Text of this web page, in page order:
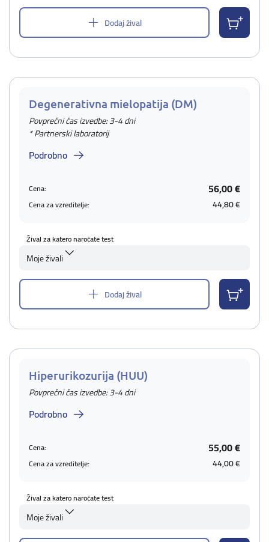
Dodaj žival
Degenerativna mielopatija (DM)
Povprečni čas izvedbe: 3-4 dni
* Partnerski laboratorij
Podrobno
Cena: 56,00 €
Cena za vzreditelje: 44,80 €
Žival za katero naročate test
Moje živali
Dodaj žival
Hiperurikozurija (HUU)
Povprečni čas izvedbe: 3-4 dni
Podrobno
Cena: 55,00 €
Cena za vzreditelje: 44,00 €
Žival za katero naročate test
Moje živali